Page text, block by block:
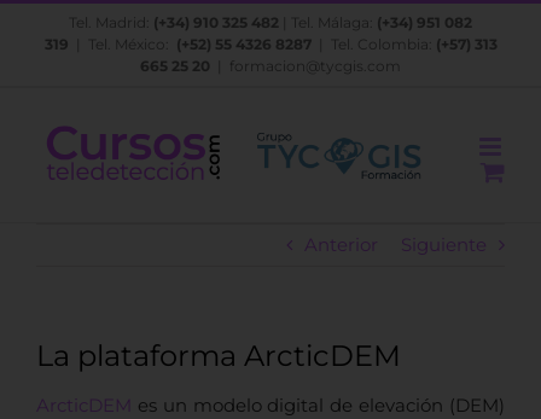
Saltar
Tel. Madrid: (+34) 910 325 482 | Tel. Málaga: (+34) 951 082
319 | Tel. México: (+52) 55 4326 8287| Tel. Colombia: (+57) 313
665 25 20
formacion@tycgis.com
Anterior Siguiente
La plataforma ArcticDEM
ArcticDEM es un modelo digital de elevación (DEM)